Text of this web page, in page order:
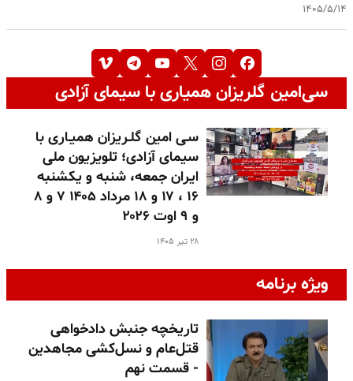
۱۴۰۵/۵/۱۴
سی‌امین گلریزان همیاری با سیمای آزادی
سـی امین گلـریزان همیـاری با
سیمای آزادی؛ تلویزیون ملی
ایران جمعه، شنبه و یکشنبه
۱۶ ، ۱۷ و ۱۸ مرداد ۱۴۰۵ ۷ و ۸
و ۹ اوت ۲۰۲۶
۲۸ تیر ۱۴۰۵
ویژه برنامه
تاریخچه جنبش دادخواهی
قتل‌عام و نسل‌کشی مجاهدین
- قسمت نهم